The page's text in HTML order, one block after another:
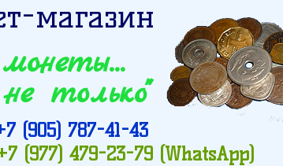
магазин
только"
(905) 787-41-43
(977) 479-23-79 (WhatsApp)